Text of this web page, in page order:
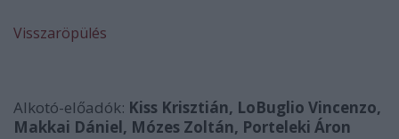
Visszaröpülés
Alkotó-előadók: Kiss Krisztián, LoBuglio Vincenzo,
Makkai Dániel, Mózes Zoltán, Porteleki Áron